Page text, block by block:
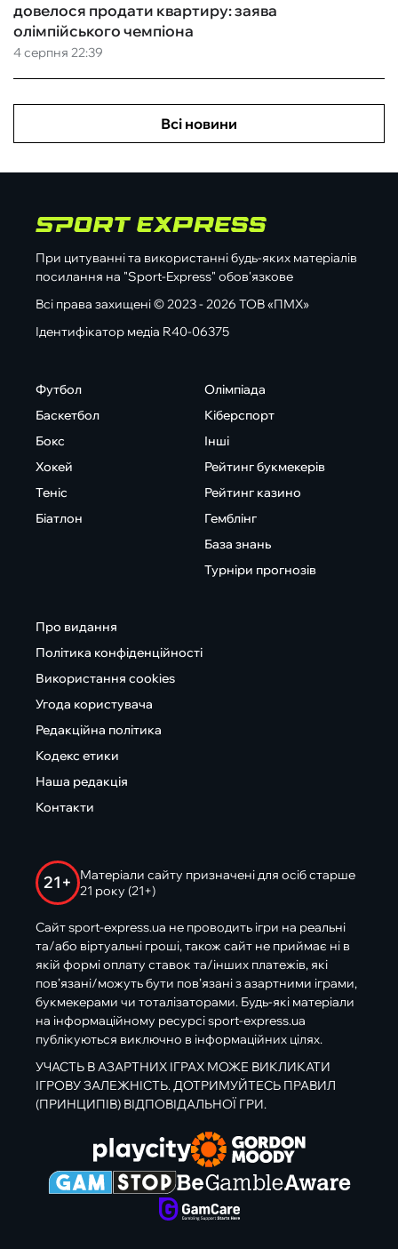
4 серпня 22:39
довелося продати квартиру: заява
олімпійського чемпіона
Всі новини
При цитуванні та використанні будь-яких матеріалів
посилання на "Sport-Express" обов'язкове
Всі права захищені © 2023 - 2026 ТОВ «ПМХ»
Ідентифікатор медіа R40-06375
Футбол
Баскетбол
Бокс
Хокей
Теніс
Біатлон
Олімпіада
Кіберспорт
Інші
Рейтинг букмекерів
Рейтинг казино
Гемблінг
База знань
Турніри прогнозів
Про видання
Політика конфіденційності
Використання cookies
Угода користувача
Редакційна політика
Кодекс етики
Наша редакція
Контакти
21+
Матеріали сайту призначені для осіб старше
21 року (21+)
Сайт sport-express.ua не проводить ігри на реальні
та/або віртуальні гроші, також сайт не приймає ні в
якій формі оплату ставок та/інших платежів, які
пов’язані/можуть бути пов’язані з азартними іграми,
букмекерами чи тоталізаторами. Будь-які матеріали
на інформаційному ресурсі sport-express.ua
публікуються виключно в інформаційних цілях.
УЧАСТЬ В АЗАРТНИХ ІГРАХ МОЖЕ ВИКЛИКАТИ
ІГРОВУ ЗАЛЕЖНІСТЬ. ДОТРИМУЙТЕСЬ ПРАВИЛ
(ПРИНЦИПІВ) ВІДПОВІДАЛЬНОЇ ГРИ.